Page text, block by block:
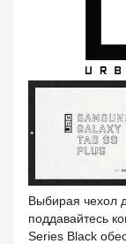
Выбирая чехол
поддавайтесь
Series Black